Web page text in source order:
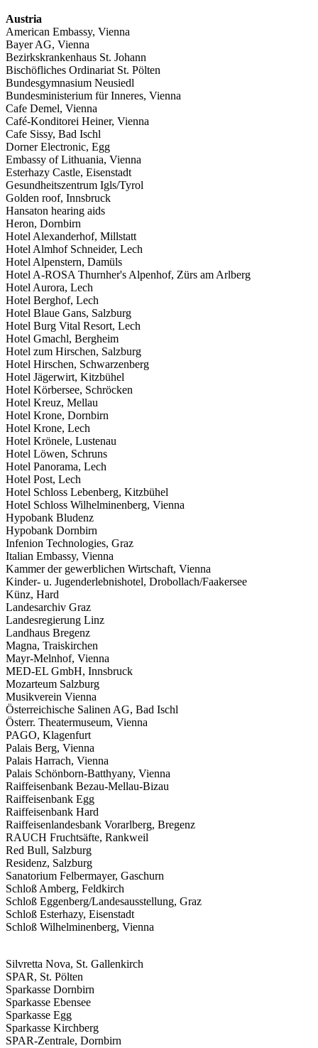
Austria
American Embassy, Vienna
Bayer AG, Vienna
Bezirkskrankenhaus St. Johann
Bischöfliches Ordinariat St. Pölten
Bundesgymnasium Neusiedl
Bundesministerium für Inneres, Vienna
Cafe Demel, Vienna
Café-Konditorei Heiner, Vienna
Cafe Sissy, Bad Ischl
Dorner Electronic, Egg
Embassy of Lithuania, Vienna
Esterhazy Castle, Eisenstadt
Gesundheitszentrum Igls/Tyrol
Golden roof, Innsbruck
Hansaton hearing aids
Heron, Dornbirn
Hotel Alexanderhof, Millstatt
Hotel Almhof Schneider, Lech
Hotel Alpenstern, Damüls
Hotel A-ROSA Thurnher's Alpenhof, Zürs am Arlberg
Hotel Aurora, Lech
Hotel Berghof, Lech
Hotel Blaue Gans, Salzburg
Hotel Burg Vital Resort, Lech
Hotel Gmachl, Bergheim
Hotel zum Hirschen, Salzburg
Hotel Hirschen, Schwarzenberg
Hotel Jägerwirt, Kitzbühel
Hotel Körbersee, Schröcken
Hotel Kreuz, Mellau
Hotel Krone, Dornbirn
Hotel Krone, Lech
Hotel Krönele, Lustenau
Hotel Löwen, Schruns
Hotel Panorama, Lech
Hotel Post, Lech
Hotel Schloss Lebenberg, Kitzbühel
Hotel Schloss Wilhelminenberg, Vienna
Hypobank Bludenz
Hypobank Dornbirn
Infenion Technologies, Graz
Italian Embassy, Vienna
Kammer der gewerblichen Wirtschaft, Vienna
Kinder- u. Jugenderlebnishotel, Drobollach/Faakersee
Künz, Hard
Landesarchiv Graz
Landesregierung Linz
Landhaus Bregenz
Magna, Traiskirchen
Mayr-Melnhof, Vienna
MED-EL GmbH, Innsbruck
Mozarteum Salzburg
Musikverein Vienna
Österreichische Salinen AG, Bad Ischl
Österr. Theatermuseum, Vienna
PAGO, Klagenfurt
Palais Berg, Vienna
Palais Harrach, Vienna
Palais Schönborn-Batthyany, Vienna
Raiffeisenbank Bezau-Mellau-Bizau
Raiffeisenbank Egg
Raiffeisenbank Hard
Raiffeisenlandesbank Vorarlberg, Bregenz
RAUCH Fruchtsäfte, Rankweil
Red Bull, Salzburg
Residenz, Salzburg
Sanatorium Felbermayer, Gaschurn
Schloß Amberg, Feldkirch
Schloß Eggenberg/Landesausstellung, Graz
Schloß Esterhazy, Eisenstadt
Schloß Wilhelminenberg, Vienna
Silvretta Nova, St. Gallenkirch
SPAR, St. Pölten
Sparkasse Dornbirn
Sparkasse Ebensee
Sparkasse Egg
Sparkasse Kirchberg
SPAR-Zentrale, Dornbirn